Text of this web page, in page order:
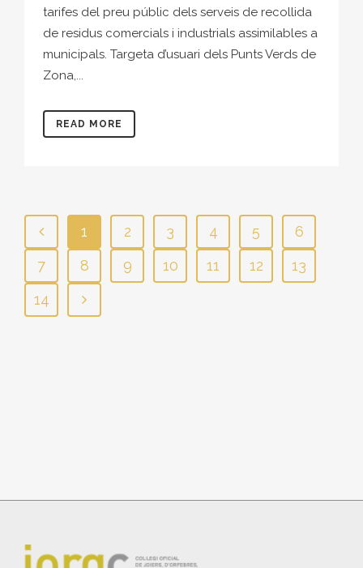
tarifes del preu públic dels serveis de recollida
de residus comercials i industrials assimilables a
municipals. Targeta d’usuari dels Punts Verds de
Zona,...
READ MORE
1 2 3 4 5
6
7
8 9 10 11 12
13
14